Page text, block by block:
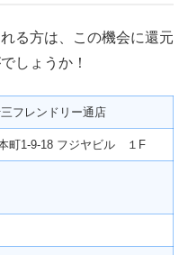
る方は、この機会に還元
しょうか！
フレンドリー通店
町1-9-18 フジヤビル １F